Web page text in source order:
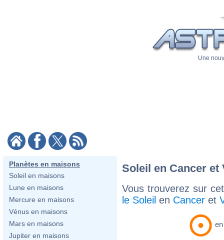
Une
Planètes en maisons
Soleil en maisons
Lune en maisons
Mercure en maisons
Vénus en maisons
Mars en maisons
Jupiter en maisons
Soleil en Cancer et
Vous trouverez sur
le Soleil en Cancer et